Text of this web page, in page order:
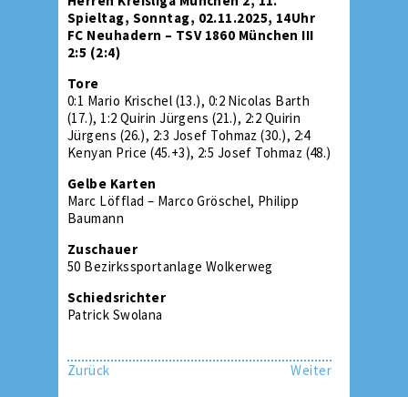
Spieltag, Sonntag, 02.11.2025, 14Uhr
FC Neuhadern – TSV 1860 München III
2:5 (2:4)
Tore
0:1 Mario Krischel (13.), 0:2 Nicolas Barth
(17.), 1:2 Quirin Jürgens (21.), 2:2 Quirin
Jürgens (26.), 2:3 Josef Tohmaz (30.), 2:4
Kenyan Price (45.+3), 2:5 Josef Tohmaz (48.)
Gelbe Karten
Marc Löfflad – Marco Gröschel, Philipp
Baumann
Zuschauer
50 Bezirkssportanlage Wolkerweg
Schiedsrichter
Patrick Swolana
Zurück Weiter